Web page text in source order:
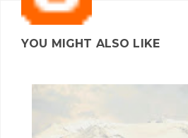
YOU MIGHT ALSO LIKE